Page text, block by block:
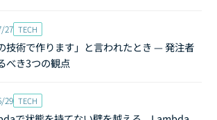
27 TECH
技術で作ります」と言われたとき — 発注者
べき3つの観点
29 TECH